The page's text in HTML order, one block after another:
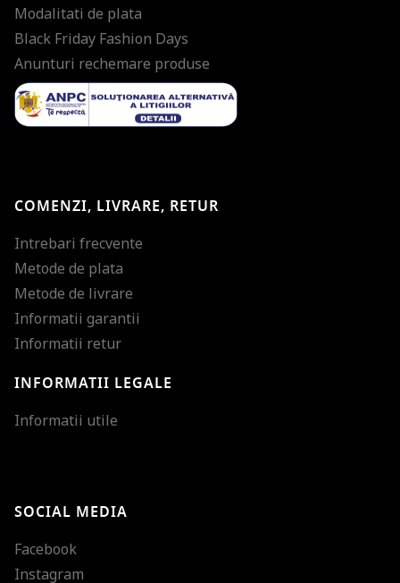
Modalitati de plata
Black Friday Fashion Days
Anunturi rechemare produse
COMENZI, LIVRARE, RETUR
Intrebari frecvente
Metode de plata
Metode de livrare
Informatii garantii
Informatii retur
INFORMATII LEGALE
Informatii utile
SOCIAL MEDIA
Facebook
Instagram